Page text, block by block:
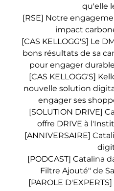
qu'elle
[RSE] Notre
impact
[CAS KELLOGG'S] Le
bons résultats de sa
pour engager
[CAS KELLOGG'S]
nouvelle solution
engager ses
[SOLUTION DRIVE]
offre DRIVE à
[ANNIVERSAIRE]
[PODCAST] Catalina
Filtre Ajouté" de
[PAROLE